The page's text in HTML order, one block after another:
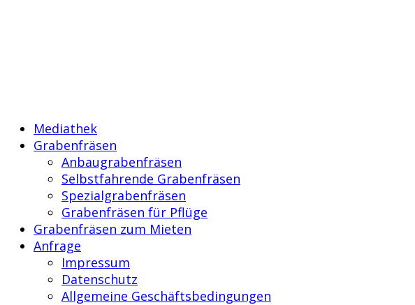
Mediathek
Grabenfräsen
Anbaugrabenfräsen
Selbstfahrende Grabenfräsen
Spezialgrabenfräsen
Grabenfräsen für Pflüge
Grabenfräsen zum Mieten
Anfrage
Impressum
Datenschutz
Allgemeine Geschäftsbedingungen